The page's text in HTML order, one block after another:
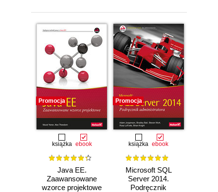
Promocja
książka ebook
Java EE.
Zaawansowane
wzorce projektowe
Promocja
książka ebook
Microsoft SQL
Server 2014.
Podręcznik